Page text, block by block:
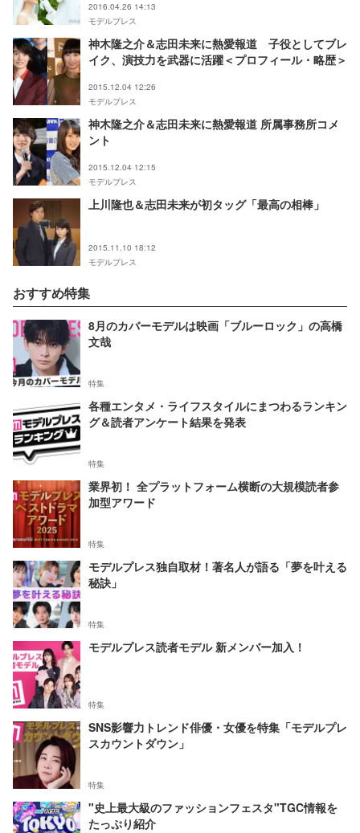
2016.04.26 14:13
モデルプレス
神木隆之介＆志田未来に熱愛報道 子役としてブレ
イク、演技力を武器に活躍＜プロフィール・略歴＞
2015.12.04 12:26
モデルプレス
神木隆之介＆志田未来に熱愛報道 所属事務所コメ
ント
2015.12.04 12:15
モデルプレス
上川隆也＆志田未来が初タッグ「最高の相棒」
2015.11.10 18:12
モデルプレス
おすすめ特集
8月のカバーモデルは映画「ブルーロック」の高橋
文哉
特集
各種エンタメ・ライフスタイルにまつわるランキン
グ＆読者アンケート結果を発表
特集
業界初！ 全プラットフォーム横断の大規模読者参
加型アワード
特集
モデルプレス独自取材！著名人が語る「夢を叶える
秘訣」
特集
モデルプレス読者モデル 新メンバー加入！
特集
SNS影響力トレンド俳優・女優を特集「モデルプレ
スカウントダウン」
特集
"史上最大級のファッションフェスタ"TGC情報を
たっぷり紹介